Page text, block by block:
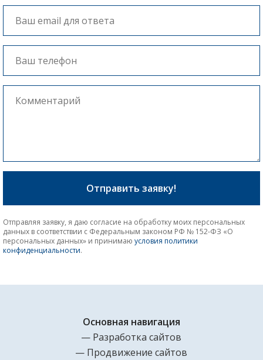
Отправляя заявку, я даю согласие на обработку моих персональных
данных в соответствии с Федеральным законом РФ № 152-ФЗ «О
персональных данных» и принимаю условия политики
конфиденциальности.
Основная навигация
Разработка сайтов
Продвижение сайтов